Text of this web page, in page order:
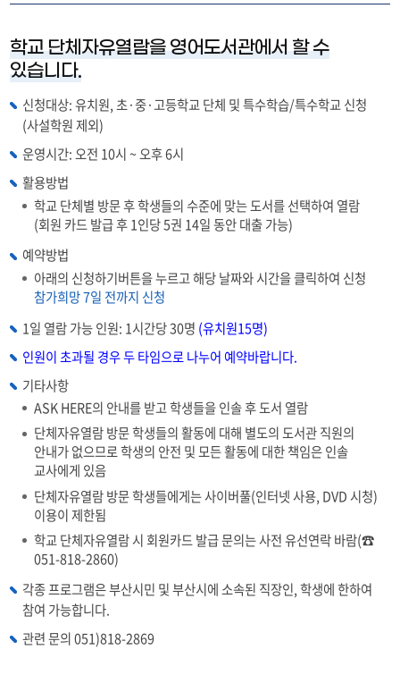
학교 단체자유열람을 영어도서관에서 할 수
있습니다.
신청대상: 유치원, 초·중·고등학교 단체 및 특수학습/특수학교 신청
(사설학원 제외)
운영시간: 오전 10시 ~ 오후 6시
활용방법
학교 단체별 방문 후 학생들의 수준에 맞는 도서를 선택하여 열람
(회원 카드 발급 후 1인당 5권 14일 동안 대출 가능)
예약방법
아래의 신청하기버튼을 누르고 해당 날짜와 시간을 클릭하여 신청
참가희망 7일 전까지 신청
1일 열람 가능 인원: 1시간당 30명 (유치원15명)
인원이 초과될 경우 두 타임으로 나누어 예약바랍니다.
기타사항
ASK HERE의 안내를 받고 학생들을 인솔 후 도서 열람
단체자유열람 방문 학생들의 활동에 대해 별도의 도서관 직원의
안내가 없으므로 학생의 안전 및 모든 활동에 대한 책임은 인솔
교사에게 있음
단체자유열람 방문 학생들에게는 사이버풀(인터넷 사용, DVD 시청)
이용이 제한됨
학교 단체자유열람 시 회원카드 발급 문의는 사전 유선연락 바람(☎
051-818-2860)
각종 프로그램은 부산시민 및 부산시에 소속된 직장인, 학생에 한하여
참여 가능합니다.
관련 문의 051)818-2869